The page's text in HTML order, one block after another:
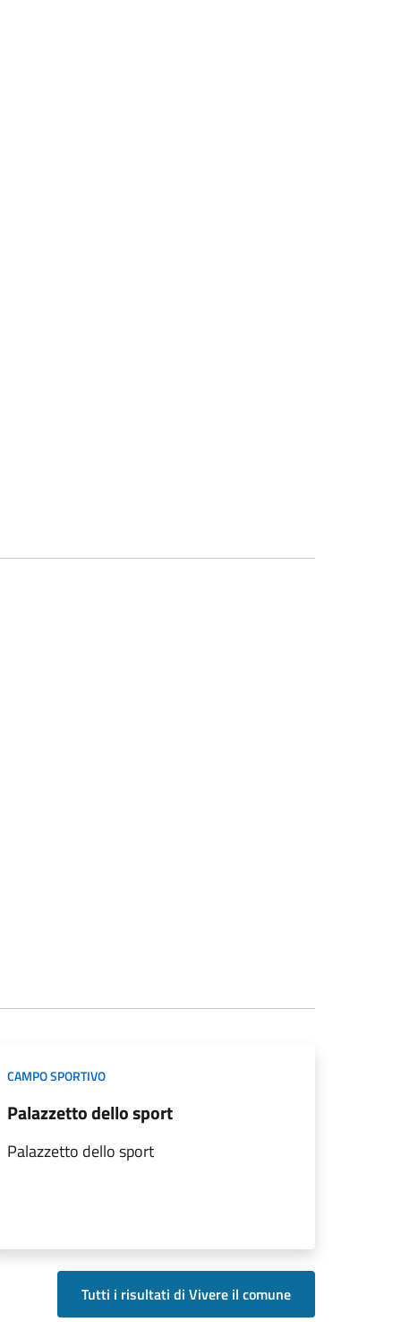
CAMPO SPORTIVO
Palazzetto dello sport
Palazzetto dello sport
Tutti i risultati di Vivere il comune